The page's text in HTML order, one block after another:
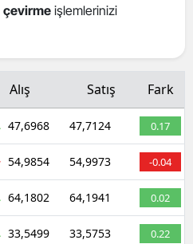
Giresun
Hakkari
Isparta
Mersin
İstanbul
çevirme işlemlerinizi
Alış Satış Fark
47,6968 47,7124 0.17
54,9854 54,9973 -0.04
64,1802 64,1941 0.02
33,5499 33,5753 0.22